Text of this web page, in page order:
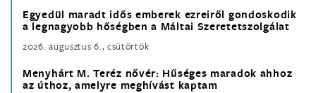
Egyedül maradt idős emberek ezreiről gondoskodik
a legnagyobb hőségben a Máltai Szeretetszolgálat
2026. augusztus 6., csütörtök
Menyhárt M. Teréz nővér: Hűséges maradok ahhoz
az úthoz, amelyre meghívást kaptam